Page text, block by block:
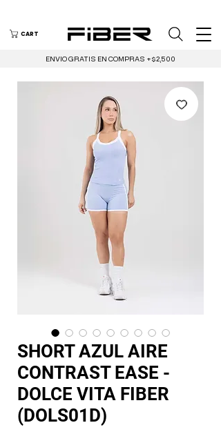
CART
ENVIO GRATIS EN COMPRAS +$2,500
SHORT AZUL AIRE
CONTRAST EASE -
DOLCE VITA FIBER
(DOLS01D)